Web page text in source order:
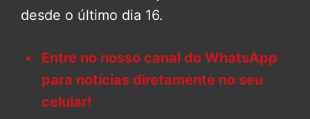
desde o último dia 16.
Entre no nosso canal do WhatsApp
para notícias diretamente no seu
celular!